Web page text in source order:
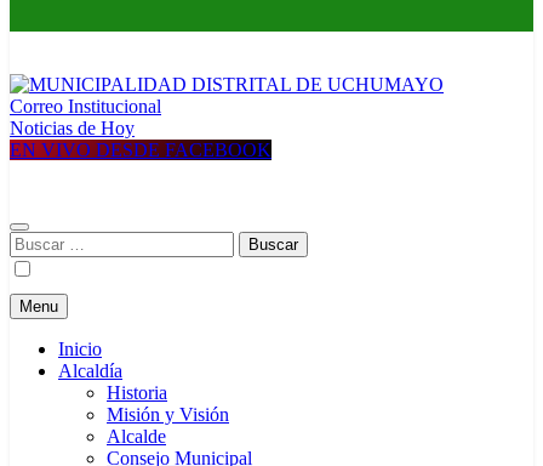
MUNICIPALIDAD DISTRITAL DE UCHUMAYO
Construyendo una nueva Historia
Correo Institucional
Noticias de Hoy
EN VIVO DESDE FACEBOOK
Buscar:
Menu
Inicio
Alcaldía
Historia
Misión y Visión
Alcalde
Consejo Municipal